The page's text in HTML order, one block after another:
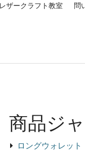
レザークラフト教室 問
商品ジ
ロングウォレット